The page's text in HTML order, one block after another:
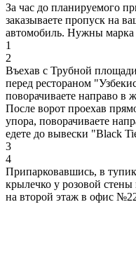
За час до планируемого
заказываете пропуск на
автомобиль. Нужны марка
1
2
Въехав с Трубной
перед рестораном
поворачиваете направо в
После ворот проехав
упора, поворачиваете
едете до вывески "Black
3
4
Припарковавшись, в
крылечко у розовой стены
на второй этаж в офис